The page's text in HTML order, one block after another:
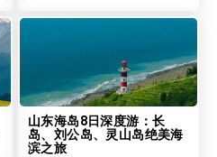
山东海岛8日深度游：长
岛、刘公岛、灵山岛绝美海
滨之旅